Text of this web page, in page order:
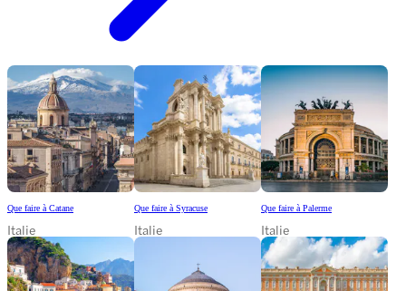
Que faire à Catane
Italie
Que faire à Syracuse
Italie
Que faire à Palerme
Italie